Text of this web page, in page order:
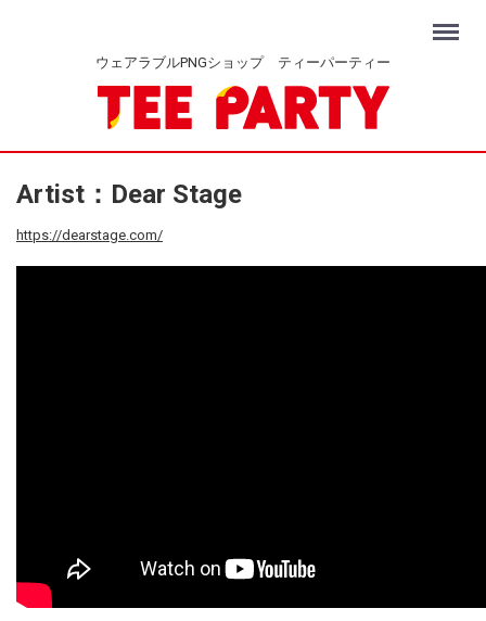
ウェアラブルPNGショップ ティーパーティー
Menu
Artist：Dear Stage
https://dearstage.com/